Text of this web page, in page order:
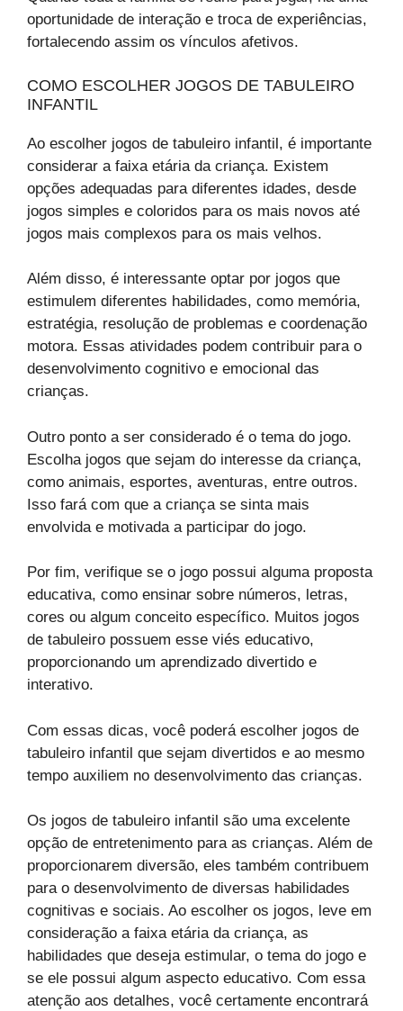
oportunidade de interação e troca de experiências,
fortalecendo assim os vínculos afetivos.
COMO ESCOLHER JOGOS DE TABULEIRO
INFANTIL
Ao escolher jogos de tabuleiro infantil, é importante
considerar a faixa etária da criança. Existem
opções adequadas para diferentes idades, desde
jogos simples e coloridos para os mais novos até
jogos mais complexos para os mais velhos.
Além disso, é interessante optar por jogos que
estimulem diferentes habilidades, como memória,
estratégia, resolução de problemas e coordenação
motora. Essas atividades podem contribuir para o
desenvolvimento cognitivo e emocional das
crianças.
Outro ponto a ser considerado é o tema do jogo.
Escolha jogos que sejam do interesse da criança,
como animais, esportes, aventuras, entre outros.
Isso fará com que a criança se sinta mais
envolvida e motivada a participar do jogo.
Por fim, verifique se o jogo possui alguma proposta
educativa, como ensinar sobre números, letras,
cores ou algum conceito específico. Muitos jogos
de tabuleiro possuem esse viés educativo,
proporcionando um aprendizado divertido e
interativo.
Com essas dicas, você poderá escolher jogos de
tabuleiro infantil que sejam divertidos e ao mesmo
tempo auxiliem no desenvolvimento das crianças.
Os jogos de tabuleiro infantil são uma excelente
opção de entretenimento para as crianças. Além de
proporcionarem diversão, eles também contribuem
para o desenvolvimento de diversas habilidades
cognitivas e sociais. Ao escolher os jogos, leve em
consideração a faixa etária da criança, as
habilidades que deseja estimular, o tema do jogo e
se ele possui algum aspecto educativo. Com essa
atenção aos detalhes, você certamente encontrará